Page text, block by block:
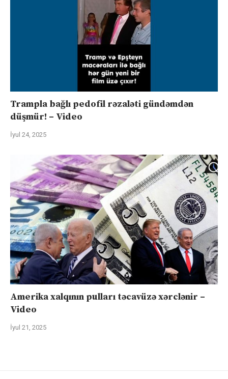
Trampla bağlı pedofil rəzaləti gündəmdən
düşmür! – Video
İyul 24, 2025
Amerika xalqının pulları təcavüzə xərclənir –
Video
İyul 21, 2025